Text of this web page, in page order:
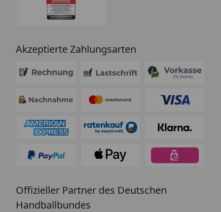
Akzeptierte Zahlungsarten
Offizieller Partner des Deutschen
Handballbundes